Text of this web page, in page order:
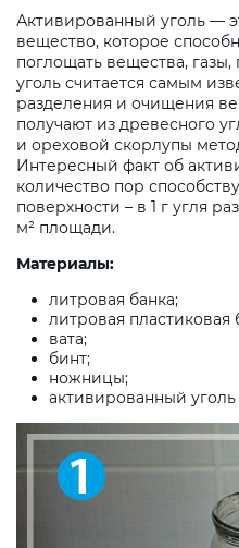
Активированный уголь —
вещество, которое
поглощать вещества,
уголь считается самым
разделения и очищения
получают из древесного
и ореховой скорлупы
Интересный факт об
количество пор
поверхности – в 1 г угля
м² площади.
Материалы:
литровая банка;
литровая пластиковая
вата;
бинт;
ножницы;
активированный уголь